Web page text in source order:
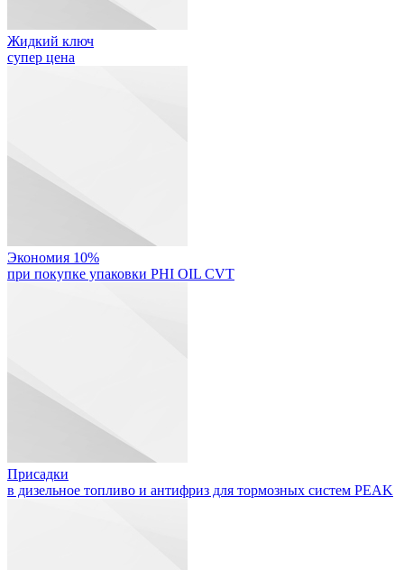
Жидкий ключ
супер цена
Экономия 10%
при покупке упаковки PHI OIL CVT
Присадки
в дизельное топливо и антифриз для тормозных систем PEAK